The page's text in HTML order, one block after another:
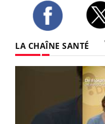
LA CHAÎNE SANTÉ